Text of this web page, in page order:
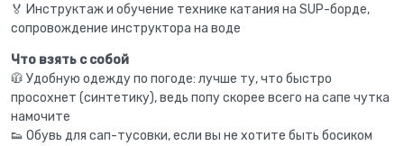
🏅 Инструктаж и обучение технике катания на SUP-борде,
сопровождение инструктора на воде
Что взять с собой
🧥 Удобную одежду по погоде: лучше ту, что быстро
просохнет (синтетику), ведь попу скорее всего на сапе чутка
намочите
👟 Обувь для сап-тусовки, если вы не хотите быть босиком